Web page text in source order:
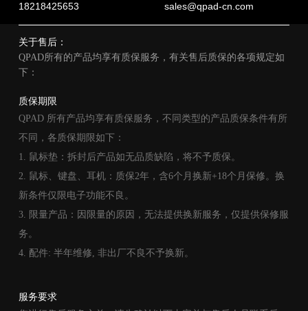
​18218425653 ​sales@qpad-cn.com
关于售后：
QPAD所有的产品均享有质保服务，有关售后质保的各项规定如
下：
​质保期限
QPAD 所有产品均享有质保服务，不同类型的产品质保条件有所
不同，各质保期限如下：
1. 鼠标垫：拆封后产品如无品质缺陷，将不予质保。
2. 鼠标、键盘、耳机：质保2年，含6个月换新+18个月保修。换
新条件仅限电子功能不良。
3. 限量产品：因限量的原因，无法提供换新服务，仅提供保修服
务。
4. 配件: 半年维修, 非出厂不良不予换新。
​服务要求